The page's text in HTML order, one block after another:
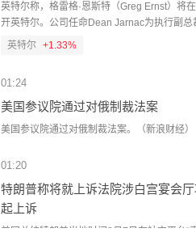
英特尔称，格雷格·恩斯特（Greg Ernst）将
开英特尔。公司任命Dean Jarnac为执行副总
席销售官。（蓝鲸新闻）
英特尔 +1.33%
01:24
美国参议院通过对俄制裁法案
美国参议院通过对俄制裁法案。（新浪财经）
01:20
特朗普称将就上诉法院涉白宫宴会
起上诉
美国总统特朗普当地时间8月7日在社交平台“